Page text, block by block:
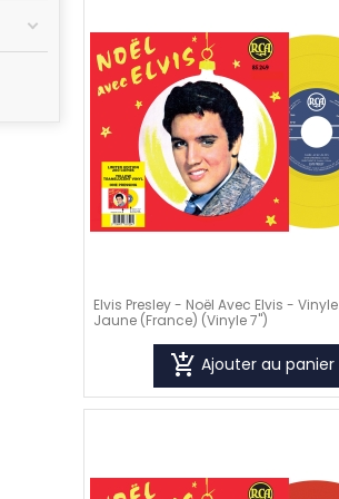
Elvis Presley - Noël Avec Elvis - Vinyle
Jaune (France) (Vinyle 7'')
add_shopping_cart Ajouter au panier